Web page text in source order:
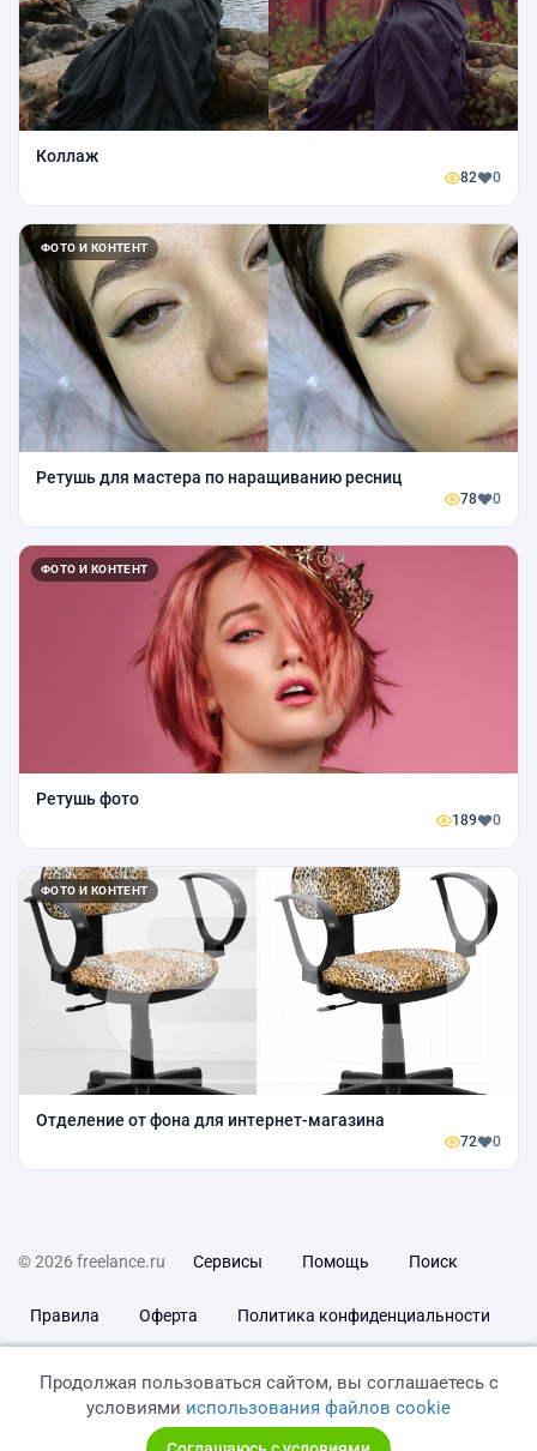
Коллаж
82 0
ФОТО И КОНТЕНТ
Ретушь для мастера по наращиванию ресниц
78 0
ФОТО И КОНТЕНТ
Ретушь фото
189 0
ФОТО И КОНТЕНТ
Отделение от фона для интернет-магазина
72 0
© 2026 freelance.ru Сервисы Помощь Поиск
Правила Оферта Политика конфиденциальности
Продолжая пользоваться сайтом, вы соглашаетесь с
условиями использования файлов cookie